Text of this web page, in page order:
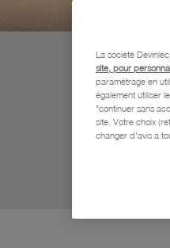
La société
site, pour
paramétrage en
également utiliser
"continuer sans
site. Votre choix
changer d'avis à